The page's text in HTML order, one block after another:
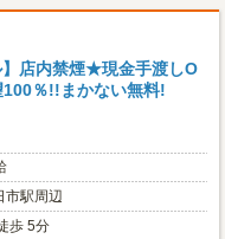
】店内禁煙★現金手渡しO
％!!まかない無料!
市駅周辺
歩 5分